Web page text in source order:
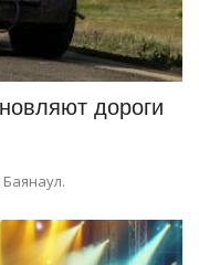
дороги